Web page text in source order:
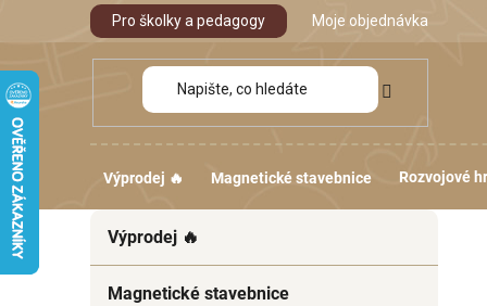
Pro školky a pedagogy Moje objednávka
Výprodej 🔥 Magnetické stavebnice Rozvojové
kategorie
t
Výprodej 🔥
Magnetické stavebnice